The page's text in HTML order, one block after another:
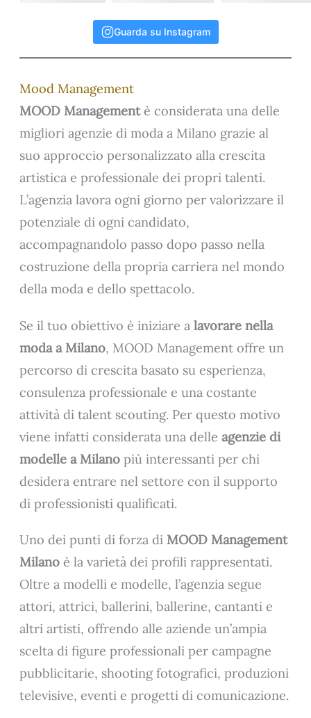
Guarda su Instagram
Mood Management
MOOD Managementè considerata una delle
migliori agenzie di moda a Milano grazie al
suo approccio personalizzato alla crescita
artistica e professionale dei propri talenti.
L’agenzia lavora ogni giorno per valorizzare il
potenziale di ogni candidato,
accompagnandolo passo dopo passo nella
costruzione della propria carriera nel mondo
della moda e dello spettacolo.
Se il tuo obiettivo è iniziare alavorare nella
moda a Milano, MOOD Management offre un
percorso di crescita basato su esperienza,
consulenza professionale e una costante
attività di talent scouting. Per questo motivo
viene infatti considerata una delleagenzie di
modelle a Milano più interessanti per chi
desidera entrare nel settore con il supporto
di professionisti qualificati.
Uno dei punti di forza di MOOD Management
Milano è la varietà dei profili rappresentati.
Oltre a modelli e modelle, l’agenzia segue
attori, attrici, ballerini, ballerine, cantanti e
altri artisti, offrendo alle aziende un’ampia
scelta di figure professionali per campagne
pubblicitarie, shooting fotografici, produzioni
televisive, eventi e progetti di comunicazione.